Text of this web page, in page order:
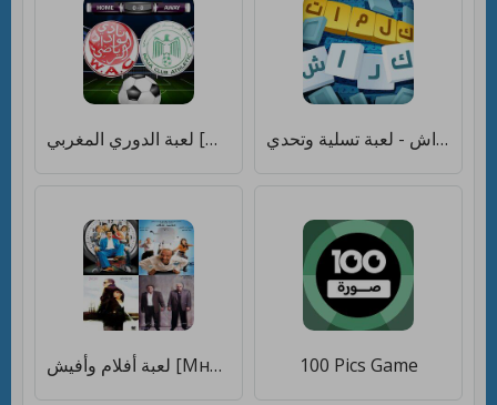
لعبة الدوري المغربي [Много монет] كلمات كراش - لعبة تسلية وتحدي [Много денег]
لعبة أفلام وأفيش [Много монет] 100 Pics Game